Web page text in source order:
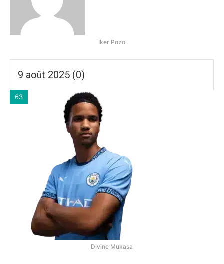
Iker Pozo
9 août 2025 (0)
63
Divine Mukasa